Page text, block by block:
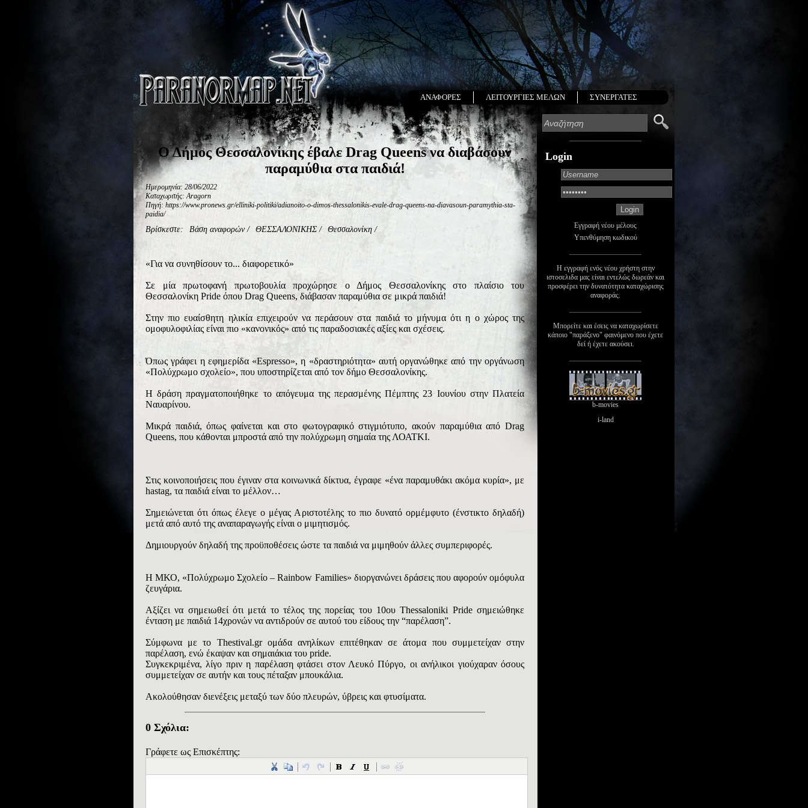
ΑΝΑΦΟΡΕΣ ΛΕΙΤΟΥΡΓΙΕΣ ΜΕΛΩΝ ΣΥΝΕΡΓΑΤΕΣ
Ο Δήμος Θεσσαλονίκης έβαλε Drag Queens να διαβάσουν
παραμύθια στα παιδιά!
Ημερομηνία: 28/06/2022
Καταχωριτής: Aragorn
Πηγή: https://www.pronews.gr/elliniki-politiki/adianoito-o-dimos-thessalonikis-evale-drag-queens-na-diavasoun-paramythia-sta-
paidia/
Βρίσκεστε: Βάση αναφορών/ ΘΕΣΣΑΛΟΝΙΚΗΣ / Θεσσαλονίκη /
«Για να συνηθίσουν το... διαφορετικό»
Σε μία πρωτοφανή πρωτοβουλία προχώρησε ο Δήμος Θεσσαλονίκης στο πλαίσιο του
Θεσσαλονίκη Pride όπου Drag Queens, διάβασαν παραμύθια σε μικρά παιδιά!
Στην πιο ευαίσθητη ηλικία επιχειρούν να περάσουν στα παιδιά το μήνυμα ότι η ο χώρος της
ομοφυλοφιλίας είναι πιο «κανονικός» από τις παραδοσιακές αξίες και σχέσεις.
Όπως γράφει η εφημερίδα «Espresso», η «δραστηριότητα» αυτή οργανώθηκε από την οργάνωση
«Πολύχρωμο σχολείο», που υποστηρίζεται από τον δήμο Θεσσαλονίκης.
Η δράση πραγματοποιήθηκε το απόγευμα της περασμένης Πέμπτης 23 Ιουνίου στην Πλατεία
Ναυαρίνου.
Μικρά παιδιά, όπως φαίνεται και στο φωτογραφικό στιγμιότυπο, ακούν παραμύθια από Drag
Queens, που κάθονται μπροστά από την πολύχρωμη σημαία της ΛΟΑΤΚΙ.
Στις κοινοποιήσεις που έγιναν στα κοινωνικά δίκτυα, έγραφε «ένα παραμυθάκι ακόμα κυρία», με
hastag, τα παιδιά είναι το μέλλον…
Σημειώνεται ότι όπως έλεγε ο μέγας Αριστοτέλης το πιο δυνατό ορμέμφυτο (ένστικτο δηλαδή)
μετά από αυτό της αναπαραγωγής είναι ο μιμητισμός.
Δημιουργούν δηλαδή της προϋποθέσεις ώστε τα παιδιά να μιμηθούν άλλες συμπεριφορές.
Η ΜΚΟ, «Πολύχρωμο Σχολείο – Rainbow Families» διοργανώνει δράσεις που αφορούν ομόφυλα
ζευγάρια.
Αξίζει να σημειωθεί ότι μετά το τέλος της πορείας του 10ου Thessaloniki Pride σημειώθηκε
ένταση με παιδιά 14χρονών να αντιδρούν σε αυτού του είδους την “παρέλαση”.
Σύμφωνα με το Thestival.gr ομάδα ανηλίκων επιτέθηκαν σε άτομα που συμμετείχαν στην
παρέλαση, ενώ έκαψαν και σημαιάκια του pride.
Συγκεκριμένα, λίγο πριν η παρέλαση φτάσει στον Λευκό Πύργο, οι ανήλικοι γιούχαραν όσους
συμμετείχαν σε αυτήν και τους πέταξαν μπουκάλια.
Ακολούθησαν διενέξεις μεταξύ των δύο πλευρών, ύβρεις και φτυσίματα.
0 Σχόλια:
Γράφετε ως Επισκέπτης:
Login
Εγγραφή νέου μέλους
Υπενθύμηση κωδικού
Η εγγραφή ενός νέου χρήστη στην
ιστοσελιδα μας είναι εντελώς δωρεάν και
προσφέρει την δυνατότητα καταχώρισης
αναφοράς.
Μπορείτε και έσεις να καταχωρίσετε
κάποιο "παράξενο" φαινόμενο που έχετε
δεί ή έχετε ακούσει.
b-movies
i-land